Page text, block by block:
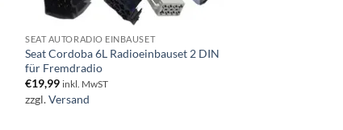
SEAT AUTORADIO EINBAUSET
Seat Cordoba 6L Radioeinbauset 2 DIN
für Fremdradio
€19,99 inkl. MwST
zzgl.Versand